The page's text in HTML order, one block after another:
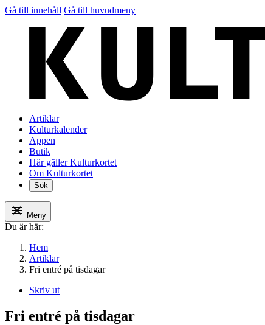
Gå till innehåll Gå till huvudmeny
Artiklar
Kulturkalender
Appen
Butik
Här gäller Kulturkortet
Om Kulturkortet
Sök
Meny
Du är här:
Hem
Artiklar
Fri entré på tisdagar
Skriv ut
Fri entré på tisdagar